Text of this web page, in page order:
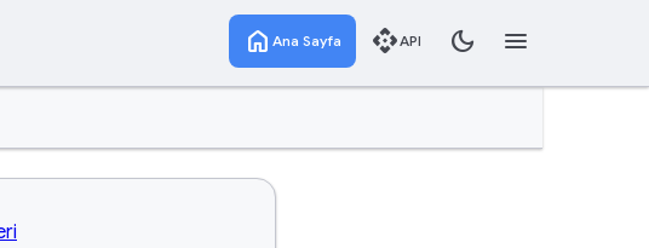
home Ana Sayfa apiAPI dark_mode menu